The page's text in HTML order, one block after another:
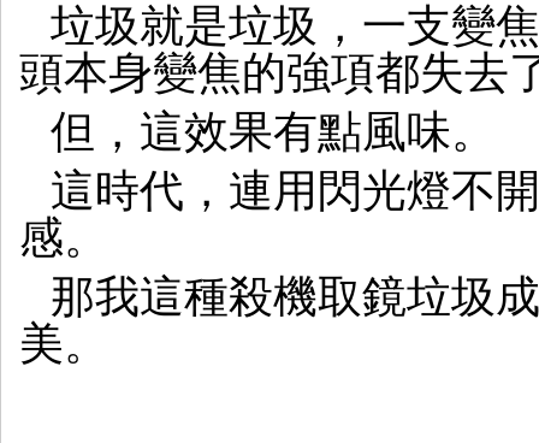
垃圾就是垃圾，一支變
頭本身變焦的強項都失去
但，這效果有點風味。
這時代，連用閃光燈不
感。
那我這種殺機取鏡垃圾
美。